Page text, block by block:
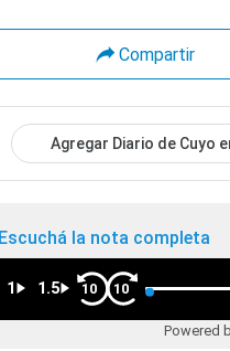
Compartir
Agregar Diario de Cuyo
Escuchá la nota completa
1 1.5 10 10
Powered